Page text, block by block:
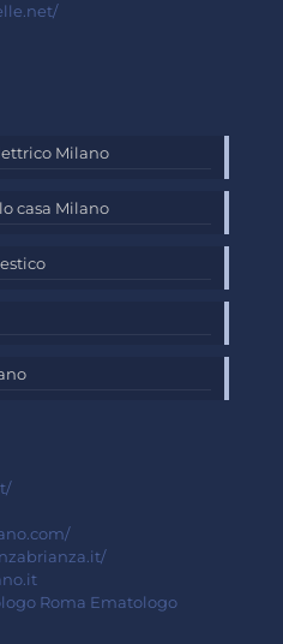
Milano
casa Milano
Roma Ematologo